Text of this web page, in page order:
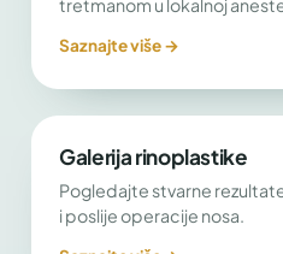
tretmanom u lokalnoj
Saznajte više →
Galerija rinoplastike
Pogledajte stvarne
i poslije operacije nosa.